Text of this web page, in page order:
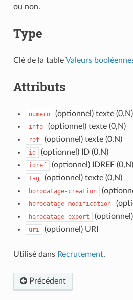
ou non.
Type
Clé de la tableValeurs
Attributs
numero (optionnel) texte (0,N)
info (optionnel) texte (0,N)
ref (optionnel) texte (0,N)
id (optionnel) ID (0,N)
idref (optionnel) IDREF (0,N)
tag (optionnel) texte (0,N)
horodatage-creation
horodatage-modification
horodatage-export
uri (optionnel) URI
Utilisé dans Recrutement.
Précédent